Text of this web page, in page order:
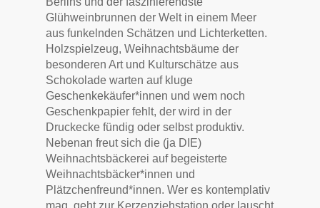
Glühweinbrunnen der Welt in einem Meer
aus funkelnden Schätzen und Lichterketten.
Holzspielzeug, Weihnachtsbäume der
besonderen Art und Kulturschätze aus
Schokolade warten auf kluge
Geschenkekäufer*innen und wem noch
Geschenkpapier fehlt, der wird in der
Druckecke fündig oder selbst produktiv.
Nebenan freut sich die (ja DIE)
Weihnachtsbäckerei auf begeisterte
Weihnachtsbäcker*innen und
Plätzchenfreund*innen. Wer es kontemplativ
mag, geht zur Kerzenziehstation oder lauscht